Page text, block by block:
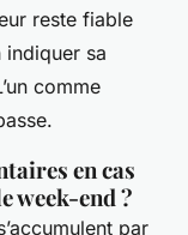
reste fiable
indiquer sa
comme
en cas
week-end ?
par